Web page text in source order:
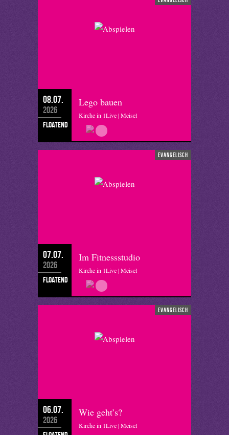
08.07.
2026
floatend
Lego bauen
Kirche in 1Live | Meisel
evangelisch
07.07.
2026
floatend
Im Fitnessstudio
Kirche in 1Live | Meisel
evangelisch
06.07.
2026
Wie geht’s?
Kirche in 1Live | Meisel